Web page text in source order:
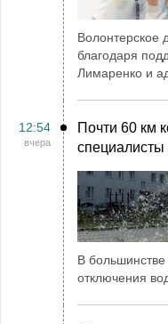
Волонтерское
благодаря
Лимаренко и
12:54
вчера
Почти 60 км
специалисты
В
отключения